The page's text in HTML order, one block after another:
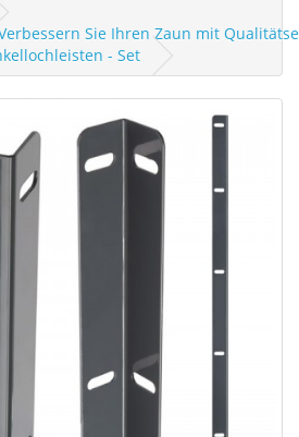
Sie Ihren Zaun mit
- Set